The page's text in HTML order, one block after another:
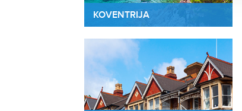
KOVENTRIJA